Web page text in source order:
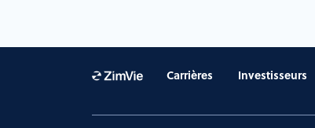
Carrières Investisseurs